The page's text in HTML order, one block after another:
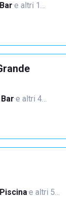
Bar·e altri 1…
Bar·e altri 4…
Piscina·e altri 5…